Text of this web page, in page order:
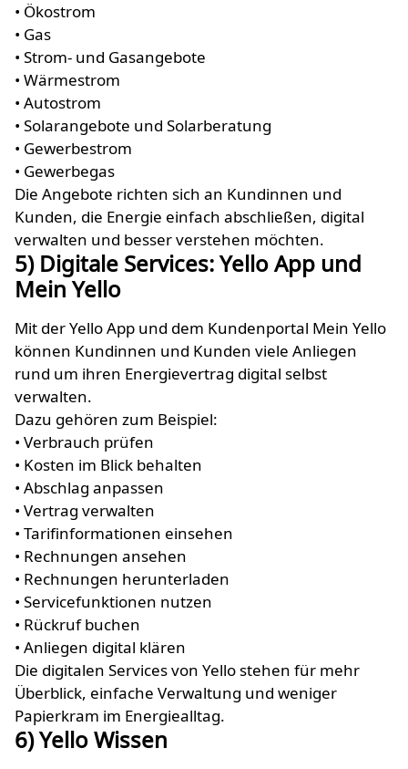
• Ökostrom
• Gas
• Strom- und Gasangebote
• Wärmestrom
• Autostrom
• Solarangebote und Solarberatung
• Gewerbestrom
• Gewerbegas
Die Angebote richten sich an Kundinnen und
Kunden, die Energie einfach abschließen, digital
verwalten und besser verstehen möchten.
5) Digitale Services: Yello App und
Mein Yello
Mit der Yello App und dem Kundenportal Mein Yello
können Kundinnen und Kunden viele Anliegen
rund um ihren Energievertrag digital selbst
verwalten.
Dazu gehören zum Beispiel:
• Verbrauch prüfen
• Kosten im Blick behalten
• Abschlag anpassen
• Vertrag verwalten
• Tarifinformationen einsehen
• Rechnungen ansehen
• Rechnungen herunterladen
• Servicefunktionen nutzen
• Rückruf buchen
• Anliegen digital klären
Die digitalen Services von Yello stehen für mehr
Überblick, einfache Verwaltung und weniger
Papierkram im Energiealltag.
6) Yello Wissen